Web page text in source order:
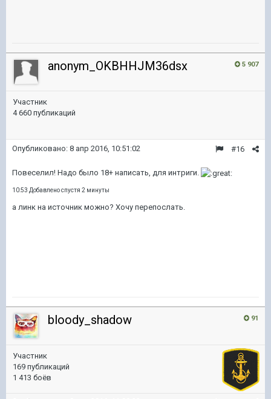
5 907
anonym_OKBHHJM36dsx
Участник
4 660 публикаций
#16
Опубликовано: 8 апр 2016, 10:51:02
Повеселил! Надо было 18+ написать, для интриги.
10:53 Добавлено спустя 2 минуты
а линк на источник можно? Хочу перепослать.
91
bloody_shadow
Участник
169 публикаций
1 413 боёв